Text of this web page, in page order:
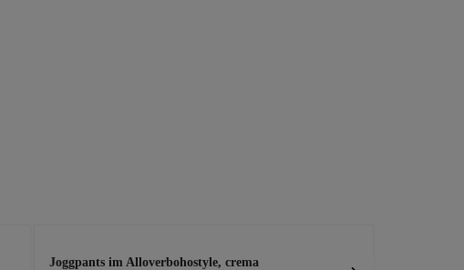
Joggpants im Alloverbohostyle, crema